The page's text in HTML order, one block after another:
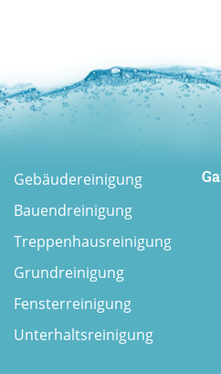
Gebäudereinigung
Bauendreinigung
Treppenhausreinigung
Grundreinigung
Fensterreinigung
Unterhaltsreinigung